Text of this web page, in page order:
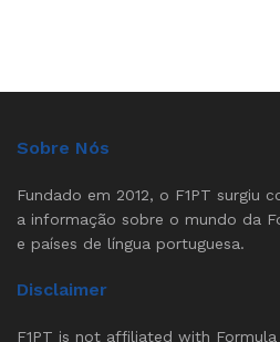
Sobre Nós
Fundado em 2012, o F1PT surgiu
a informação sobre o mundo da
e países de língua portuguesa.
Disclaimer
F1PT is not affiliated with Formula